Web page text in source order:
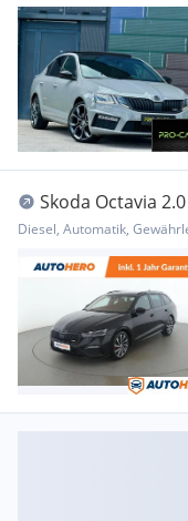
Skoda Octavia
Diesel, Automatik,